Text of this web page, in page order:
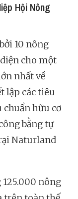
Hội Nông
10 nông
cho một
nhất về
lập các tiêu
hữu cơ
bằng tự
Naturland
nông